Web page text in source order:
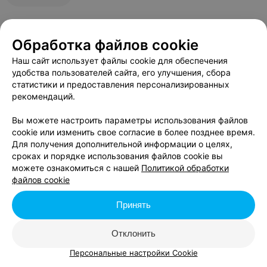
В данном городе нет событий,
удовлетворяющих условиям фильтра.
Обработка файлов cookie
Наш сайт использует файлы cookie для обеспечения
удобства пользователей сайта, его улучшения, сбора
статистики и предоставления персонализированных
рекомендаций.
Вы можете настроить параметры использования файлов
cookie или изменить свое согласие в более позднее время.
Для получения дополнительной информации о целях,
сроках и порядке использования файлов cookie вы
можете ознакомиться с нашей Политикой обработки
файлов cookie
Отклонить
Принять
Персональные настройки Cookie